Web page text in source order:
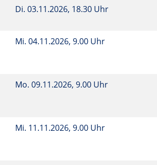
Di. 03.11.2026, 18.30 Uhr
Mi. 04.11.2026, 9.00 Uhr
Mo. 09.11.2026, 9.00 Uhr
Mi. 11.11.2026, 9.00 Uhr